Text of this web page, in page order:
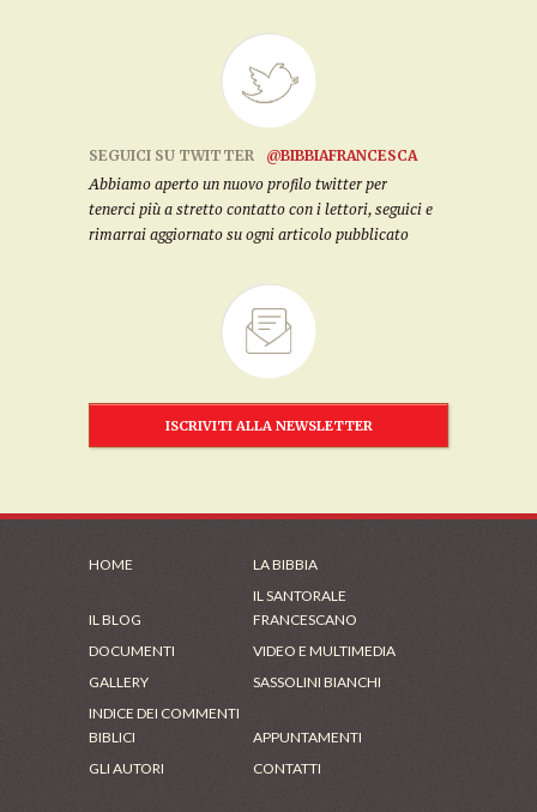
SEGUICI SU TWITTER
@BIBBIAFRANCESCA
Abbiamo aperto un nuovo profilo twitter per
tenerci più a stretto contatto con i lettori, seguici e
rimarrai aggiornato su ogni articolo pubblicato
ISCRIVITI ALLA NEWSLETTER
HOME LA BIBBIA
IL BLOG
IL SANTORALE
FRANCESCANO
DOCUMENTI
VIDEO E MULTIMEDIA
GALLERY
SASSOLINI BIANCHI
INDICE DEI COMMENTI
BIBLICI
APPUNTAMENTI
GLI AUTORI
CONTATTI